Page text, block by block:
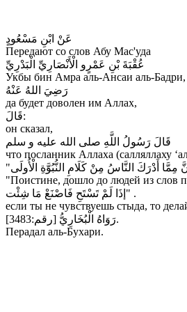
عَنْ ابْنِ مَسْعُودٍ
Передают со слов Абу Мас'уда
عُقْبَةَ بْنِ عَمْرٍو الْأَنْصَارِيِّ الْبَدْرِيِّ
Укбы бин Амра аль-Ансаи аль-Бадри,
رَضِيَ اللهُ عَنْهُ
да будет доволен им Аллах,
قَالَ:
он сказал,
قَالَ رَسُولُ اللَّهِ صلى الله عليه و سلم
что посланник Аллахa (салляллаху
"Поистине, дошло до людей из слов
إذَا لَمْ تَسْتَحِ فَاصْنَعْ مَا شِئْت" .
если ты не чувствуешь стыда, то
رَوَاهُ الْبُخَارِيُّ [رقم:3483].
Перадал аль-Бухари.